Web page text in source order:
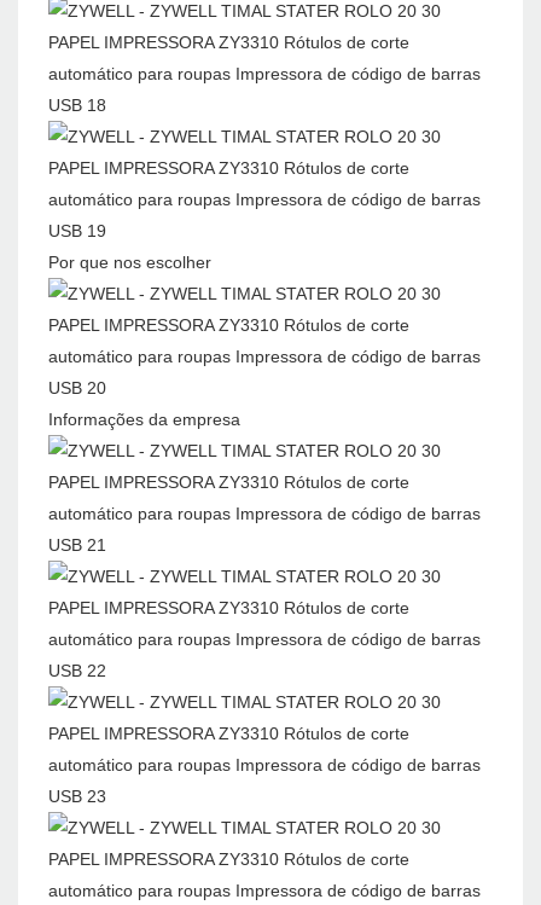
Por que nos escolher
Informações da empresa